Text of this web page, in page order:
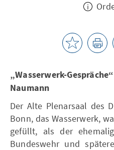
„Wasserwerk-
Naumann
Der Alte Plenarsaal des
Bonn, das Wasserwerk,
gefüllt, als der
Bundeswehr und